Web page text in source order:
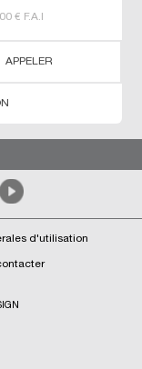
€ F.A.I
APPELER
d'utilisation